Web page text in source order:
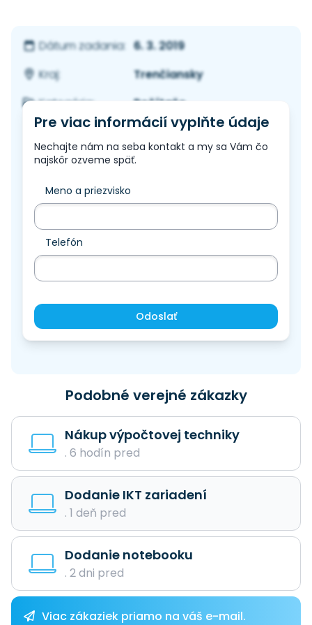
Dátum zadania: 6. 3. 2019
Kraj:
Trenčiansky
Kategória:
Počítače
Pre viac informácií vyplňte údaje
Nechajte nám na seba kontakt a my sa Vám čo
najskôr ozveme späť.
Meno a priezvisko
Telefón
Odoslať
Podobné verejné zákazky
Nákup výpočtovej techniky
. 6 hodín pred
Dodanie IKT zariadení
. 1 deň pred
Dodanie notebooku
. 2 dni pred
Viac zákaziek priamo na váš e-mail.